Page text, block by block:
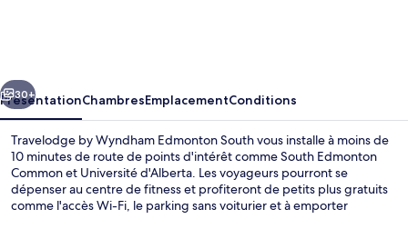
South
Suivant
30+
PrésentationChambresEmplacementConditions
Travelodge by Wyndham Edmonton South vous installe à moins de
10 minutes de route de points d'intérêt comme South Edmonton
Common et Université d'Alberta. Les voyageurs pourront se
dépenser au centre de fitness et profiteront de petits plus gratuits
comme l'accès Wi-Fi, le parking sans voiturier et à emporter